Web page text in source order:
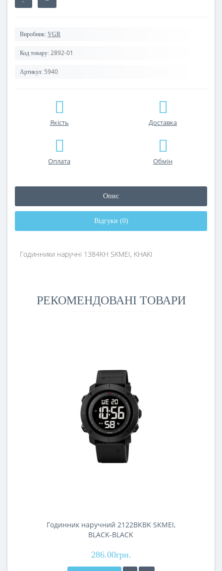
Виробник: VGR
Код товару: 2892-01
Артикул: 5940
Якість Доставка
Оплата Обмін
Опис
Відгуки (0)
Годинники наручні 1384KH SKMEI, KHAKI
РЕКОМЕНДОВАНІ ТОВАРИ
Годинник наручний 2122BKBK SKMEI,
BLACK-BLACK
286.00грн.